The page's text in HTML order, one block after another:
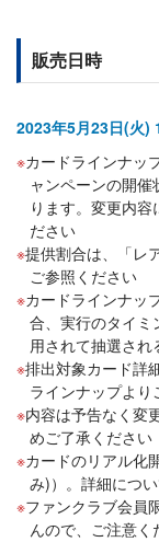
販売日時
2023年5月23日(火)
カードラインナッ
ャンペーンの開
ります。変更内
ださい
提供割合は、「レ
ご参照ください
カードラインナッ
合、実行のタイミ
用されて抽選され
排出対象カード詳
ラインナップより
内容は予告なく変
めご了承ください
カードのリアル化
み)）。詳細につ
ファンクラブ会員
んので、ご注意く